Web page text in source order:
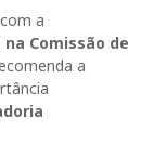
a
na Comissão de
a